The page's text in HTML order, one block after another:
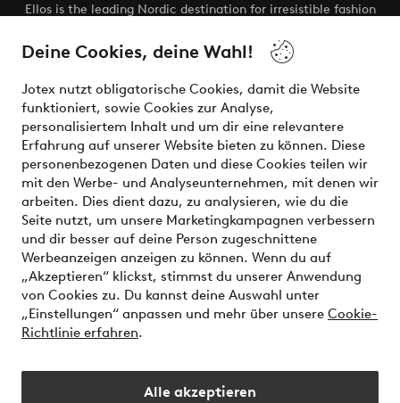
Deine Cookies, deine Wahl!
Jotex nutzt obligatorische Cookies, damit die Website
funktioniert, sowie Cookies zur Analyse,
personalisiertem Inhalt und um dir eine relevantere
Erfahrung auf unserer Website bieten zu können. Diese
personenbezogenen Daten und diese Cookies teilen wir
mit den Werbe- und Analyseunternehmen, mit denen wir
arbeiten. Dies dient dazu, zu analysieren, wie du die
Seite nutzt, um unsere Marketingkampagnen verbessern
und dir besser auf deine Person zugeschnittene
Werbeanzeigen anzeigen zu können. Wenn du auf
„Akzeptieren“ klickst, stimmst du unserer Anwendung
von Cookies zu. Du kannst deine Auswahl unter
„Einstellungen“ anpassen und mehr über unsere Cookie-
Richtlinie erfahren.
Alle akzeptieren
Ellos is the leading Nordic destination for irresistible fashion
the latest trends, curated to make finding your next look
effortless. It’s all here.
Visit Ellos
Sichere Zahlungen - Jetzt bezahlen oder aufteilen
Möchtest du mehr über unsere
Zahlungsmöglichkeitenerfahren?